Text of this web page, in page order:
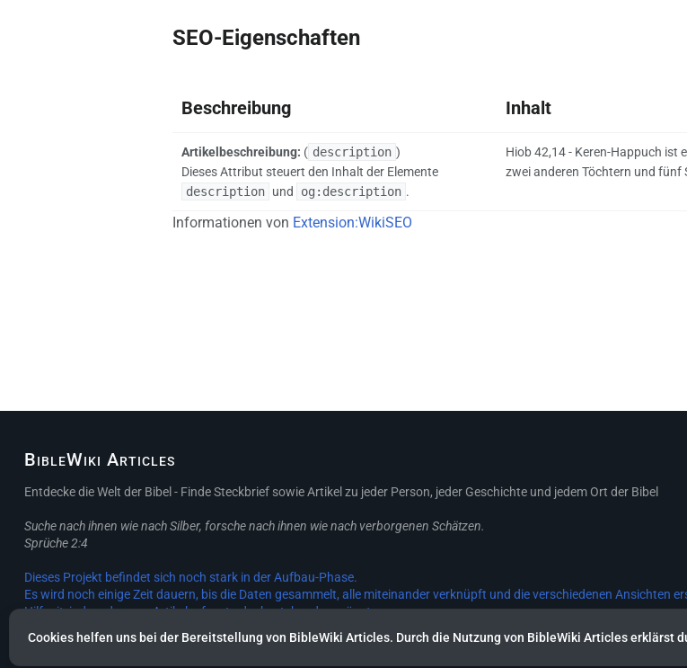
SEO-Eigenschaften
Beschreibung Inhalt
Artikelbeschreibung: ( description )
Dieses Attribut steuert den Inhalt der Elemente
description und og:description .
Hiob 42,14 - Keren-Happuch ist
zwei anderen Töchtern und fünf
Informationen von Extension:WikiSEO
Cookies helfen uns bei der Bereitstellung von BibleWiki Articles. Durch die Nutzung von BibleWiki Articles erklärst
BibleWiki Articles
Entdecke die Welt der Bibel - Finde Steckbrief sowie Artikel zu jeder Person, jeder Geschichte und jedem Ort der Bibel
Suche nach ihnen wie nach Silber, forsche nach ihnen wie nach verborgenen Schätzen.
Sprüche 2:4
Dieses Projekt befindet sich noch stark in der Aufbau-Phase.
Es wird noch einige Zeit dauern, bis die Daten gesammelt, alle miteinander verknüpft und die verschiedenen Ansichten
Hilf mit, indem du neue Artikel erfasst oder bestehende ergänzt.